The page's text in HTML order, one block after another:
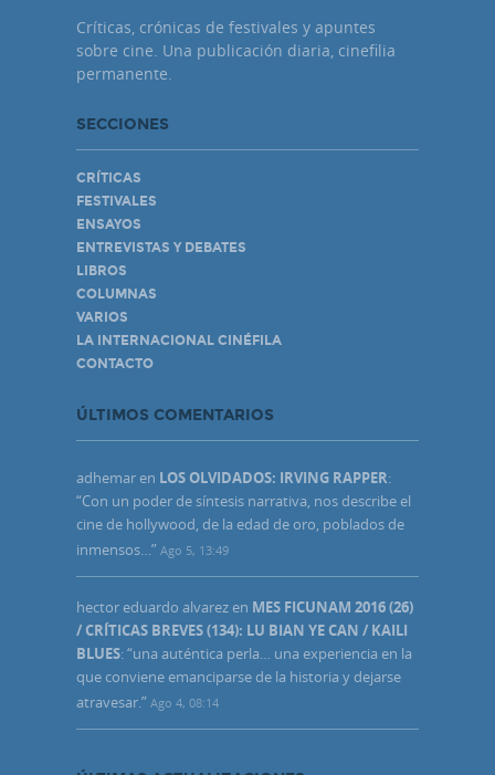
Críticas, crónicas de festivales y apuntes
sobre cine. Una publicación diaria, cinefilia
permanente.
SECCIONES
CRÍTICAS
FESTIVALES
ENSAYOS
ENTREVISTAS Y DEBATES
LIBROS
COLUMNAS
VARIOS
LA INTERNACIONAL CINÉFILA
CONTACTO
ÚLTIMOS COMENTARIOS
adhemar en LOS OLVIDADOS: IRVING RAPPER:
“Con un poder de síntesis narrativa, nos describe el
cine de hollywood, de la edad de oro, poblados de
inmensos…” Ago 5, 13:49
hector eduardo alvarez en MES FICUNAM 2016 (26)
/ CRÍTICAS BREVES (134): LU BIAN YE CAN / KAILI
BLUES: “una auténtica perla… una experiencia en la
que conviene emanciparse de la historia y dejarse
atravesar.” Ago 4, 08:14